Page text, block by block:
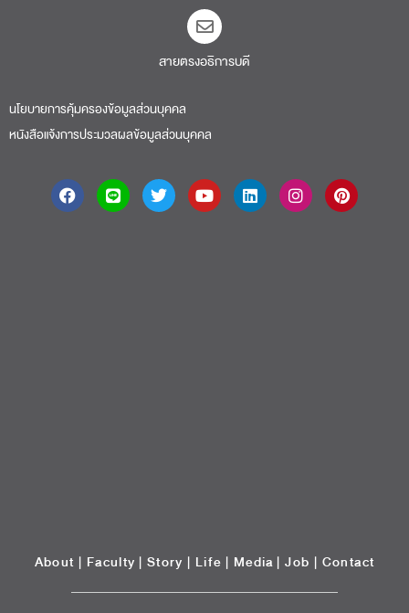
สายตรงอธิการบดี​
นโยบายการคุ้มครองข้อมูลส่วนบุคคล
หนังสือแจ้งการประมวลผลข้อมูลส่วนบุคคล